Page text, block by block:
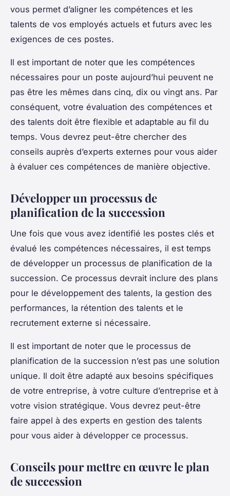
vous permet d’aligner les compétences et les
talents de vos employés actuels et futurs avec les
exigences de ces postes.
Il est important de noter que les compétences
nécessaires pour un poste aujourd’hui peuvent ne
pas être les mêmes dans cinq, dix ou vingt ans. Par
conséquent, votre évaluation des compétences et
des talents doit être flexible et adaptable au fil du
temps. Vous devrez peut-être chercher des
conseils auprès d’experts externes pour vous aider
à évaluer ces compétences de manière objective.
Développer un processus de
planification de la succession
Une fois que vous avez identifié les postes clés et
évalué les compétences nécessaires, il est temps
de développer un processus de planification de la
succession. Ce processus devrait inclure des plans
pour le développement des talents, la gestion des
performances, la rétention des talents et le
recrutement externe si nécessaire.
Il est important de noter que le processus de
planification de la succession n’est pas une solution
unique. Il doit être adapté aux besoins spécifiques
de votre entreprise, à votre culture d’entreprise et à
votre vision stratégique. Vous devrez peut-être
faire appel à des experts en gestion des talents
pour vous aider à développer ce processus.
Conseils pour mettre en œuvre le plan
de succession